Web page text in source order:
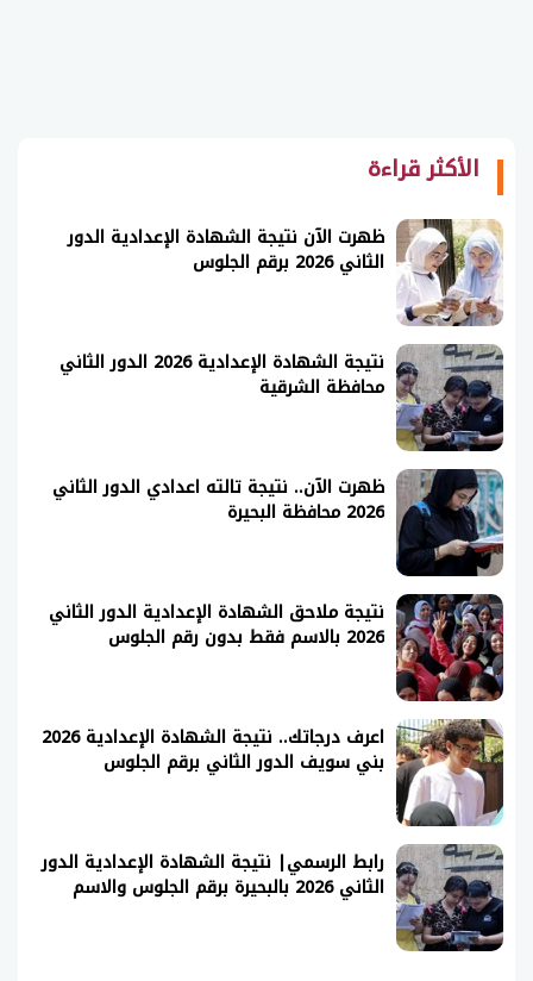
الأكثر قراءة
ظهرت الآن نتيجة الشهادة الإعدادية الدور
الثاني 2026 برقم الجلوس
نتيجة الشهادة الإعدادية 2026 الدور الثاني
محافظة الشرقية
ظهرت الآن.. نتيجة تالته اعدادي الدور الثاني
2026 محافظة البحيرة
نتيجة ملاحق الشهادة الإعدادية الدور الثاني
2026 بالاسم فقط بدون رقم الجلوس
اعرف درجاتك.. نتيجة الشهادة الإعدادية 2026
بني سويف الدور الثاني برقم الجلوس
رابط الرسمي| نتيجة الشهادة الإعدادية الدور
الثاني 2026 بالبحيرة برقم الجلوس والاسم